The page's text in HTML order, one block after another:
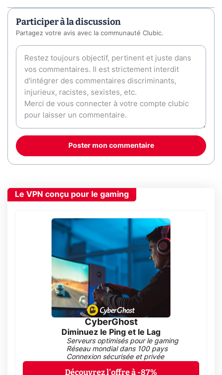
Participer à la discussion
Partagez votre avis avec la communauté Clubic.
Poster mon commentaire
Le VPN conçu pour le gaming
CyberGhost
Diminuez le Ping et le Lag
Serveurs optimisés pour le gaming
Réseau mondial dans 100 pays
Connexion sécurisée et privée
Découvrez l'offre à -87%